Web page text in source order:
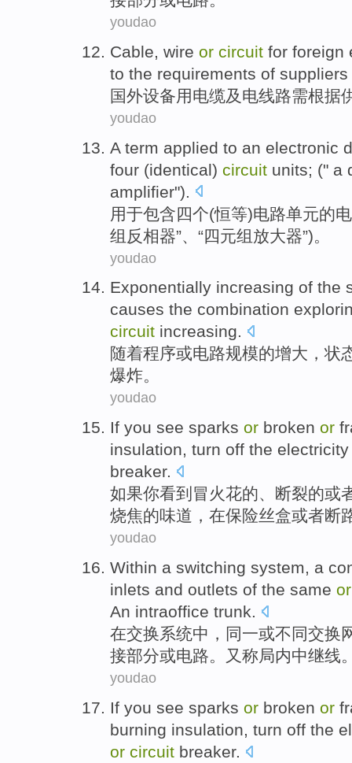
youdao
Cable, wire or circuit for foreign
to the requirements of suppliers
国外设备用电缆及 电线路需根据
youdao
A term applied to an electronic
four (identical) circuit units; (" a
amplifier").
用于包含四个(恒等)电路单元的
组反相器”、“四元组放大器”)。
youdao
Exponentially increasing of the
causes the combination
circuit increasing.
随着程序或电路规模的增大 ，状
爆炸。
youdao
If you see sparks or broken or
insulation, turn off the
breaker.
如果你看到 冒火花的、 断裂的或
烧焦的味道， 在保险丝盒或者断
youdao
Within a switching system, a
inlets and outlets of the same or
An intraoffice trunk.
在交换系统中， 同一或不同交换
接部分或电路。又称局内中继线
youdao
If you see sparks or broken or
burning insulation, turn off the
or circuit breaker.